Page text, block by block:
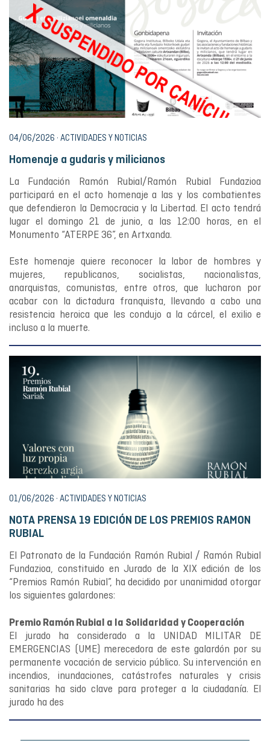
04/06/2026 · ACTIVIDADES Y NOTICIAS
Homenaje a gudaris y milicianos
La Fundación Ramón Rubial/Ramón Rubial Fundazioa
participará en el acto homenaje a las y los combatientes
que defendieron la Democracia y la Libertad. El acto tendrá
lugar el domingo 21 de junio, a las 12:00 horas, en el
Monumento “ATERPE 36”, en Artxanda.
Este homenaje quiere reconocer la labor de hombres y
mujeres, republicanos, socialistas, nacionalistas,
anarquistas, comunistas, entre otros, que lucharon por
acabar con la dictadura franquista, llevando a cabo una
resistencia heroica que les condujo a la cárcel, el exilio e
incluso a la muerte.
01/06/2026 · ACTIVIDADES Y NOTICIAS
NOTA PRENSA 19 EDICIÓN DE LOS PREMIOS RAMON
RUBIAL
El Patronato de la Fundación Ramón Rubial / Ramón Rubial
Fundazioa, constituido en Jurado de la XIX edición de los
“Premios Ramón Rubial”, ha decidido por unanimidad otorgar
los siguientes galardones:
Premio Ramón Rubial a la Solidaridad y Cooperación
El jurado ha considerado a la UNIDAD MILITAR DE
EMERGENCIAS (UME) merecedora de este galardón por su
permanente vocación de servicio público. Su intervención en
incendios, inundaciones, catástrofes naturales y crisis
sanitarias ha sido clave para proteger a la ciudadanía. El
jurado ha des